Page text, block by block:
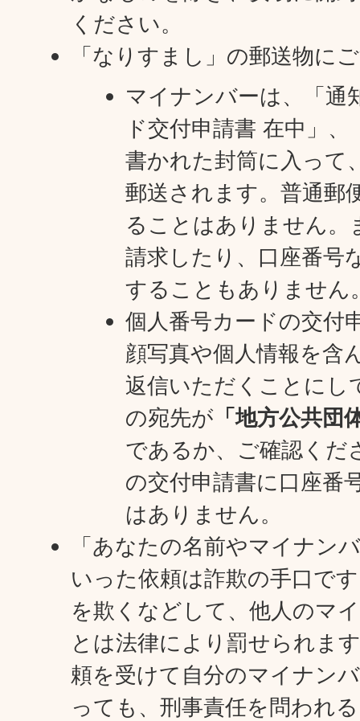
ください。
「なりすまし」の郵送物に
マイナンバーは、「通
ド交付申請書 在中」
書かれた封筒に入って
郵送されます。普通郵
ることはありません。
請求したり、口座番号
することもありません
個人番号カードの交付
顔写真や個人情報を含
返信いただくことにし
の宛先が 「地方公共
であるか、ご確認くだ
の交付申請書に口座番
はありません。
「あなたの名前やマイナン
いった依頼は詐欺の手口で
を欺くなどして、他人のマ
とは法律により罰せられま
頼を受けて自分のマイナン
っても、刑事責任を問われ